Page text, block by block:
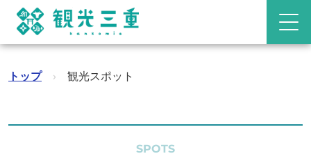
トップ › 観光スポット
SPOTS